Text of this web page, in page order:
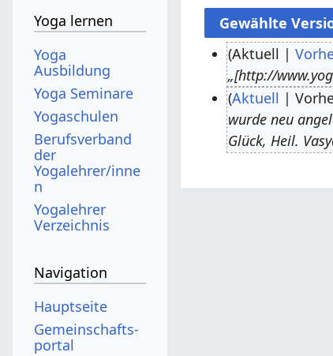
i
Aktuell
„[http://
F
Aktuell
wurde neu
Glück, Heil.
Yoga lernen
Yoga
Ausbildung
Yoga Seminare
Yogaschulen
Berufsverband
der
Yogalehrer/inne
n
Yogalehrer
Verzeichnis
Navigation
Hauptseite
Gemeinschafts­
portal